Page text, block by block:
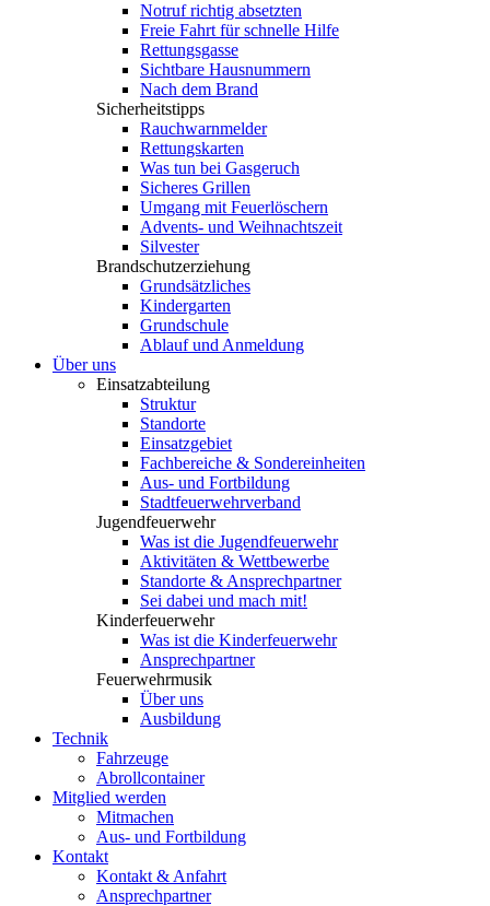
Notruf richtig absetzten
Freie Fahrt für schnelle Hilfe
Rettungsgasse
Sichtbare Hausnummern
Nach dem Brand
Sicherheitstipps
Rauchwarnmelder
Rettungskarten
Was tun bei Gasgeruch
Sicheres Grillen
Umgang mit Feuerlöschern
Advents- und Weihnachtszeit
Silvester
Brandschutzerziehung
Grundsätzliches
Kindergarten
Grundschule
Ablauf und Anmeldung
Über uns
Einsatzabteilung
Struktur
Standorte
Einsatzgebiet
Fachbereiche & Sondereinheiten
Aus- und Fortbildung
Stadtfeuerwehrverband
Jugendfeuerwehr
Was ist die Jugendfeuerwehr
Aktivitäten & Wettbewerbe
Standorte & Ansprechpartner
Sei dabei und mach mit!
Kinderfeuerwehr
Was ist die Kinderfeuerwehr
Ansprechpartner
Feuerwehrmusik
Über uns
Ausbildung
Technik
Fahrzeuge
Abrollcontainer
Mitglied werden
Mitmachen
Aus- und Fortbildung
Kontakt
Kontakt & Anfahrt
Ansprechpartner